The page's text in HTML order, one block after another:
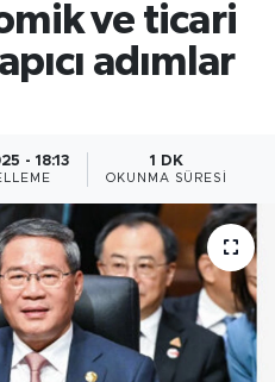
ve ticari
adımlar
- 18:13 1 DK
OKUNMA SÜRESI